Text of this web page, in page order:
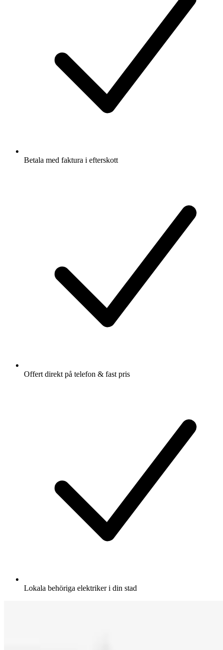
Betala med faktura i efterskott
Offert direkt på telefon & fast pris
Lokala behöriga elektriker i din stad